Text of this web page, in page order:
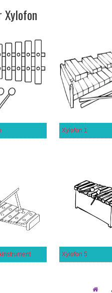
Xylofon 1
Xylofon 5